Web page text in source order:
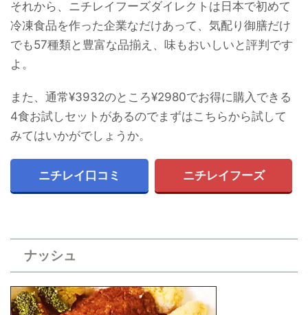
それから、ニチレイフーズダイレクトは日本で初めて
冷凍食品を作った企業なだけあって、気配り御膳だけ
でも57種類と豊富な品揃え、味もおいしいと評判です
よ。
また、通常¥3932のところ¥2980でお得に購入できる
4食お試しセットがあるのでまずはこちらから試して
みてはいかがでしょうか。
ニチレイ口コミ ニチレイフーズ
ナッシュ